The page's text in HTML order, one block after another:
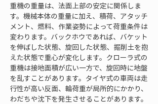
重機の重量は、法面上部の安定に関係しま
す。機械本体の重量に加え、積荷、アタッチ
メント、燃料、作業姿勢によって荷重条件は
変わります。バックホウであれば、バケット
を伸ばした状態、旋回した状態、掘削土を抱
えた状態で重心が変化します。クローラ式の
重機は接地面積が広い一方で、旋回時に地盤
を乱すことがあります。タイヤ式の車両は走
行性が高い反面、輪荷重が局所的にかかり、
わだちや沈下を発生させることがあります。